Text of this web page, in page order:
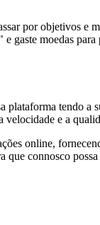
por objetivos e
gaste moedas
tendo a
e a
online,
que connosco